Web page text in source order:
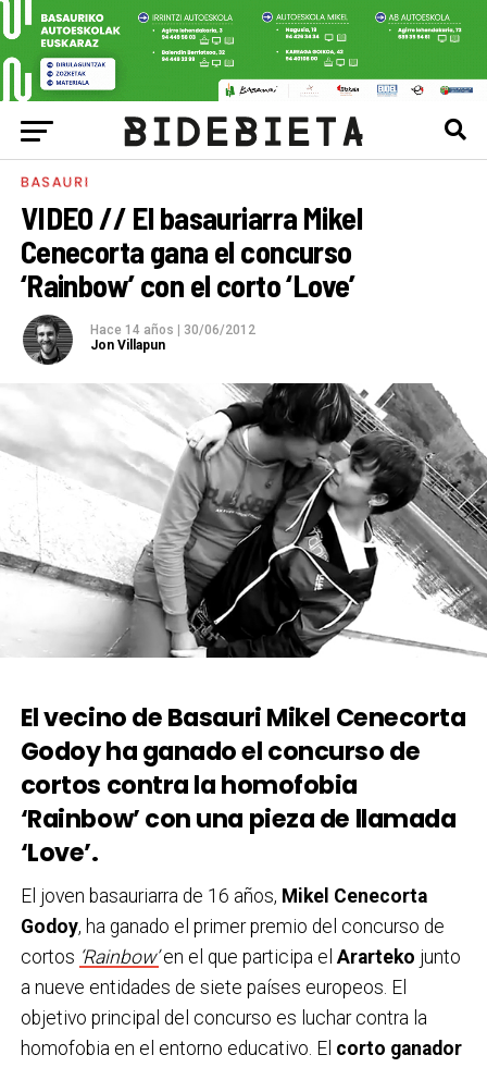
BASAURI
VIDEO // El basauriarra Mikel
Cenecorta gana el concurso
‘Rainbow’ con el corto ‘Love’
Hace 14 años
30/06/2012
Jon Villapun
El vecino de Basauri Mikel Cenecorta
Godoy ha ganado el concurso de
cortos contra la homofobia
‘Rainbow’ con una pieza de llamada
‘Love’.
El joven basauriarra de 16 años, Mikel Cenecorta
Godoy, ha ganado el primer premio del concurso de
cortos ‘Rainbow’en el que participa el Ararteko junto
a nueve entidades de siete países europeos. El
objetivo principal del concurso es luchar contra la
homofobia en el entorno educativo. El corto ganador